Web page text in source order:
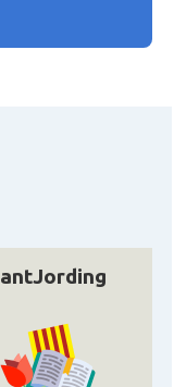
Florida, USA